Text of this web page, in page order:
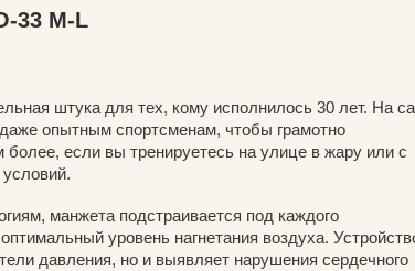
33 M-L
штука для тех, кому исполнилось 30 лет. На
опытным спортсменам, чтобы грамотно
более, если вы тренируетесь на улице в жару или с
манжета подстраивается под каждого
уровень нагнетания воздуха.
давления, но и выявляет нарушения сердечного